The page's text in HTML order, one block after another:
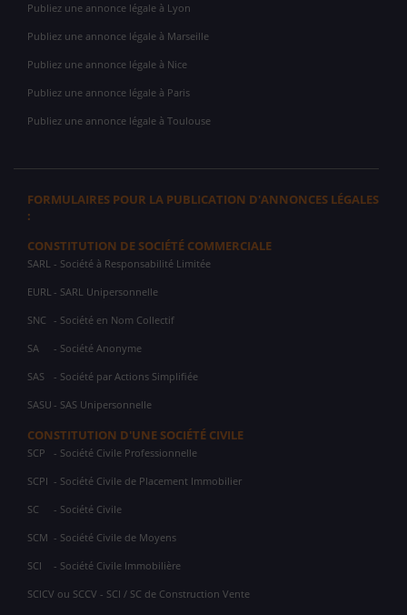
Publiez une annonce légale à Lyon
Publiez une annonce légale à Marseille
Publiez une annonce légale à Nice
Publiez une annonce légale à Paris
Publiez une annonce légale à Toulouse
FORMULAIRES POUR LA PUBLICATION D'ANNONCES LÉGALES
:
CONSTITUTION DE SOCIÉTÉ COMMERCIALE
SARL - Société à Responsabilité Limitée
EURL - SARL Unipersonnelle
SNC - Société en Nom Collectif
SA - Société Anonyme
SAS - Société par Actions Simplifiée
SASU - SAS Unipersonnelle
CONSTITUTION D'UNE SOCIÉTÉ CIVILE
SCP - Société Civile Professionnelle
SCPI - Société Civile de Placement Immobilier
SC - Société Civile
SCM - Société Civile de Moyens
SCI - Société Civile Immobilière
SCICV ou SCCV - SCI / SC de Construction Vente